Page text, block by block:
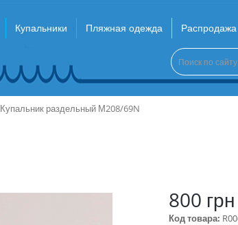
Купальники Пляжная одежда Распродажа
Купальник раздельный М208/69N
800 грн
Код товара: